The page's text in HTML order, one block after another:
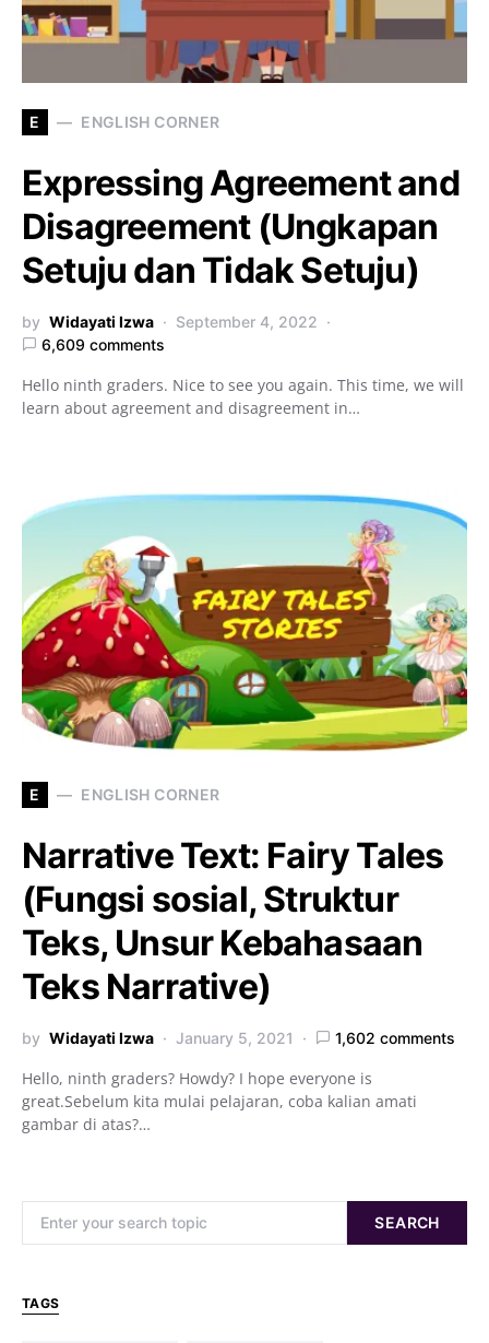
E ENGLISH CORNER
Expressing Agreement and
Disagreement (Ungkapan
Setuju dan Tidak Setuju)
by Widayati Izwa
September 4, 2022
6,609 comments
Hello ninth graders. Nice to see you again. This time, we will
learn about agreement and disagreement in…
E ENGLISH CORNER
Narrative Text: Fairy Tales
(Fungsi sosial, Struktur
Teks, Unsur Kebahasaan
Teks Narrative)
by Widayati Izwa January 5, 2021 1,602 comments
Hello, ninth graders? Howdy? I hope everyone is
great.Sebelum kita mulai pelajaran, coba kalian amati
gambar di atas?…
SEARCH
TAGS